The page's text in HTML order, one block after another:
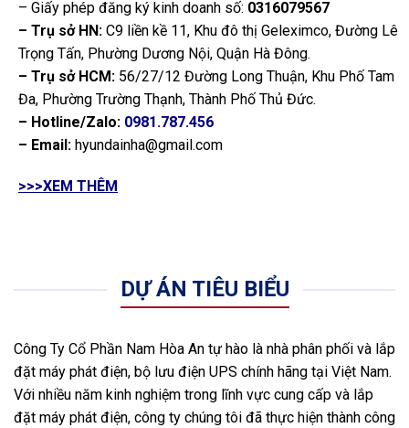
– Giấy phép đăng ký kinh doanh số: 0316079567
– Trụ sở HN: C9 liền kề 11, Khu đô thị Geleximco, Đường Lê
Trọng Tấn, Phường Dương Nội, Quận Hà Đông.
– Trụ sở HCM: 56/27/12 Đường Long Thuận, Khu Phố Tam
Đa, Phường Trường Thạnh, Thành Phố Thủ Đức.
– Hotline/Zalo: 0981.787.456
– Email: hyundainha@gmail.com
>>>XEM THÊM
DỰ ÁN TIÊU BIỂU
Công Ty Cổ Phần Nam Hòa An tự hào là nhà phân phối và lắp
đặt máy phát điện, bộ lưu điện UPS chính hãng tại Việt Nam.
Với nhiều năm kinh nghiệm trong lĩnh vực cung cấp và lắp
đặt máy phát điện, công ty chúng tôi đã thực hiện thành công